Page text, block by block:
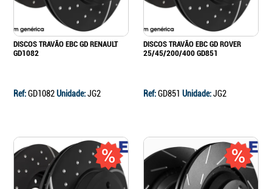
DISCOS TRAVÃO EBC GD RENAULT
GD1082
Ref:GD1082Unidade:JG2
DISCOS TRAVÃO EBC GD ROVER
25/45/200/400 GD851
Ref:GD851 Unidade:JG2